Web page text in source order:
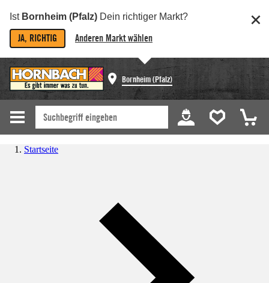
Ist Bornheim (Pfalz) Dein richtiger Markt?
JA, RICHTIG Anderen Markt wählen
Bornheim (Pfalz)
Startseite